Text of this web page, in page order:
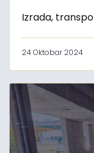
Izrada,
24 Oktobar 2024